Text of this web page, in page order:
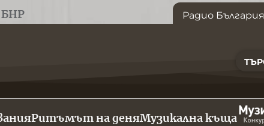
БНР Радио България
Ритъмът на деняМузикална къща